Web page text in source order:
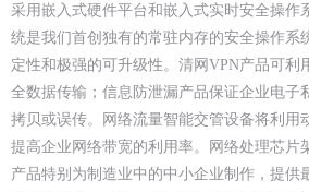
采用嵌入式硬件平台和嵌入式实时安全操作
统是我们首创独有的常驻内存的安全操作系
定性和极强的可升级性。清网VPN产品可利
全数据传输；信息防泄漏产品保证企业电子
拷贝或误传。网络流量智能交管设备将利用
提高企业网络带宽的利用率。网络处理芯片
产品特别为制造业中的中小企业制作，提供